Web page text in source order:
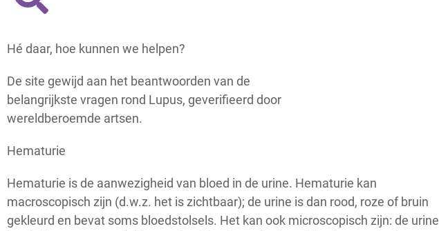
Hé daar, hoe kunnen we helpen?
De site gewijd aan het beantwoorden van de
belangrijkste vragen rond Lupus, geverifieerd door
wereldberoemde artsen.
Hematurie
Hematurie is de aanwezigheid van bloed in de urine. Hematurie kan
macroscopisch zijn (d.w.z. het is zichtbaar); de urine is dan rood, roze of bruin
gekleurd en bevat soms bloedstolsels. Het kan ook microscopisch zijn: de urine